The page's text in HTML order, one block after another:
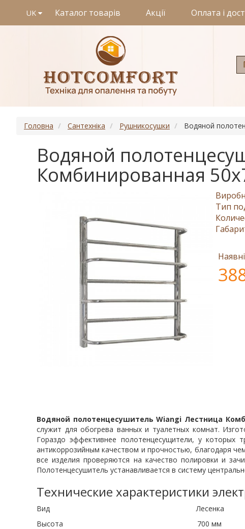
UK Каталог товарів Акції Оплата і
Головна Сантехніка Рушникосушки Водяной
Водяной
Комбинированная
Тип
Водяной полотенцесушитель Wiangi Лестница
служит для обогрева ванных и туалетных комнат.
Гораздо эффективнее полотенцесущители, у
антикоррозийным качеством и прочностью, благодаря
все изделия проверяются на качество полировки и
Полотенцесушитель устанавливается в систему
Технические характеристики
Вид Лесенка
Высота 700 мм